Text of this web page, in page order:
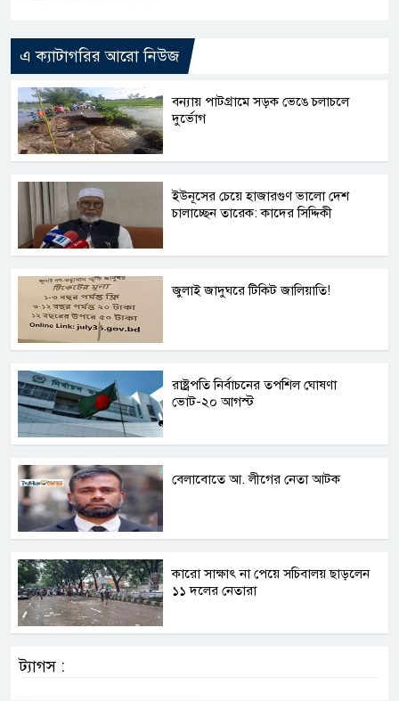
এ ক্যাটাগরির আরো নিউজ
বন্যায় পাটগ্রামে সড়ক ভেঙে চলাচলে
দুর্ভোগ
ইউনূসের চেয়ে হাজারগুণ ভালো দেশ
চালাচ্ছেন তারেক: কাদের সিদ্দিকী
জুলাই জাদুঘরে টিকিট জালিয়াতি!
রাষ্ট্রপতি নির্বাচনের তপশিল ঘোষণা
ভোট-২০ আগস্ট
বেলাবোতে আ. লীগের নেতা আটক
কারো সাক্ষাৎ না পেয়ে সচিবালয় ছাড়লেন
১১ দলের নেতারা
ট্যাগস :